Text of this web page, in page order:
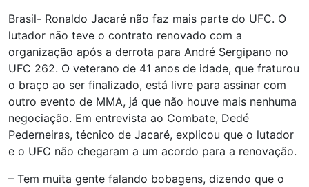
Brasil- Ronaldo Jacaré não faz mais parte do UFC. O
lutador não teve o contrato renovado com a
organização após a derrota para André Sergipano no
UFC 262. O veterano de 41 anos de idade, que fraturou
o braço ao ser finalizado, está livre para assinar com
outro evento de MMA, já que não houve mais nenhuma
negociação. Em entrevista ao Combate, Dedé
Pederneiras, técnico de Jacaré, explicou que o lutador
e o UFC não chegaram a um acordo para a renovação.
– Tem muita gente falando bobagens, dizendo que o